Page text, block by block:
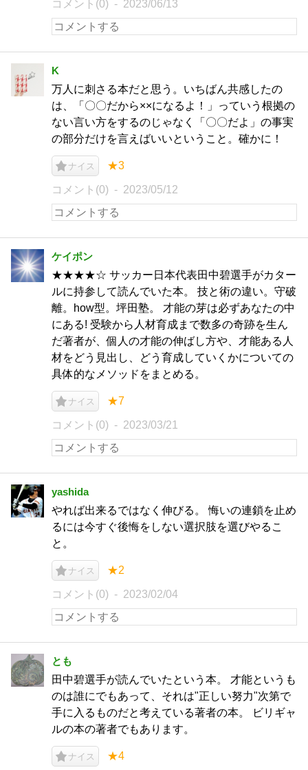
コメント(0) 2023/06/13
K
万人に刺さる本だと思う。いちばん共感したの
は、「〇〇だから××になるよ！」っていう根拠の
ない言い方をするのじゃなく「〇〇だよ」の事実
の部分だけを言えばいいということ。確かに！
ナイス ★3
コメント(0) 2023/05/12
ケイポン
★★★★☆ サッカー日本代表田中碧選手がカター
ルに持参して読んでいた本。 技と術の違い。守破
離。how型。坪田塾。 才能の芽は必ずあなたの中
にある! 受験から人材育成まで数多の奇跡を生ん
だ著者が、個人の才能の伸ばし方や、才能ある人
材をどう見出し、どう育成していくかについての
具体的なメソッドをまとめる。
ナイス ★7
コメント(0) 2023/03/21
yashida
やれば出来るではなく伸びる。 悔いの連鎖を止め
るには今すぐ後悔をしない選択肢を選びやるこ
と。
ナイス ★2
コメント(0) 2023/02/04
とも
田中碧選手が読んでいたという本。 才能というも
のは誰にでもあって、それは"正しい努力"次第で
手に入るものだと考えている著者の本。 ビリギャ
ルの本の著者でもあります。
ナイス ★4